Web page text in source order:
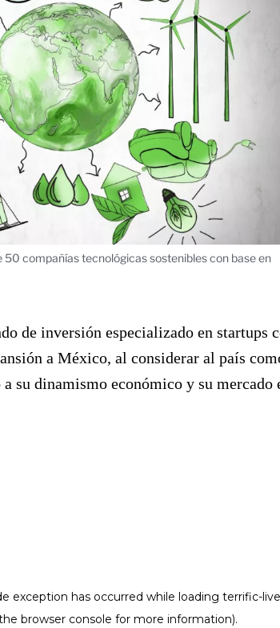
50 compañías tecnológicas sostenibles con base en
de inversión especializado en startups
a México, al considerar al país
su dinamismo económico y su mercado